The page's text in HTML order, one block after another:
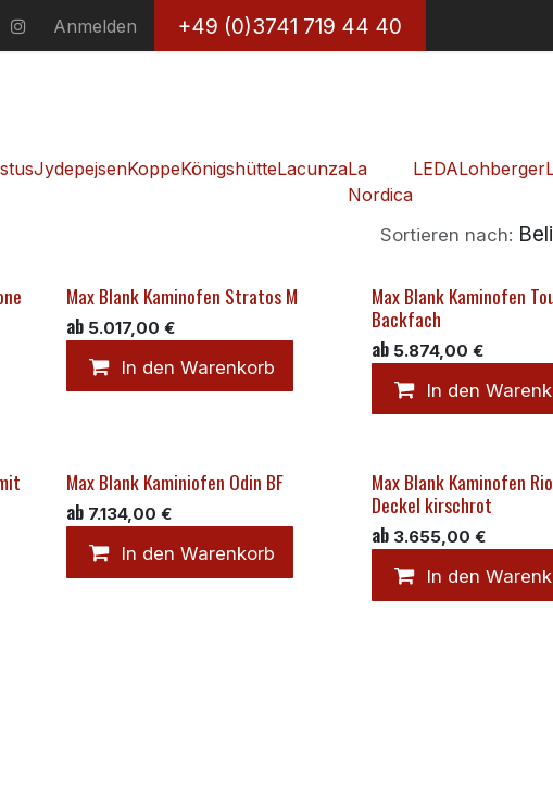
Anmelden +49 (0)3741 719 44 40
JydepejsenKoppeKönigshütteLacunzaLa
Nordica
LEDALohberger
Sortieren nach:
Max Blank Kaminofen Stratos M
ab 5.017,00 €
In den Warenkorb
Max Blank Kaminofen
Backfach
ab 5.874,00 €
In den
Max Blank Kaminiofen Odin BF
ab 7.134,00 €
In den Warenkorb
Max Blank Kaminofen
Deckel kirschrot
ab 3.655,00 €
In den